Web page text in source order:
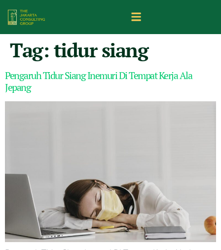
Tag: tidur siang
Pengaruh Tidur Siang Inemuri Di Tempat Kerja Ala
Jepang